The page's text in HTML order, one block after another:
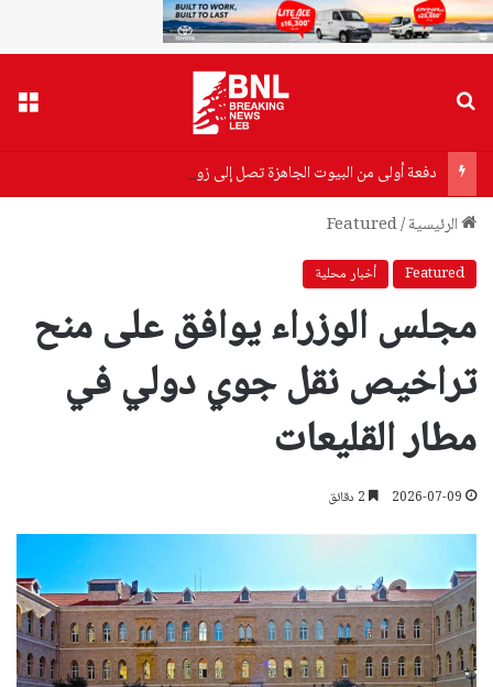
الرئيسية/
Featured
Featured أخبار محلية
مجلس الوزراء يوافق على منح
تراخيص نقل جوي دولي في
مطار القليعات
2026-07-09